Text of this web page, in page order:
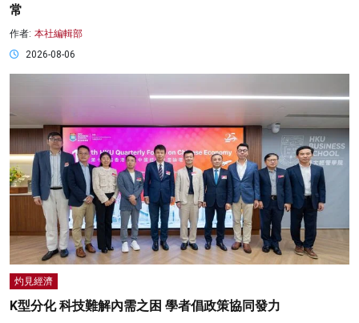
常
作者: 本社編輯部
2026-08-06
灼見經濟
K型分化 科技難解內需之困 學者倡政策協同發力